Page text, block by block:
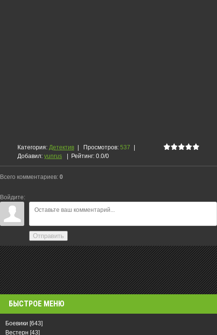
Категория: Детектив | Просмотров: 537
|
Добавил: yunrus | Рейтинг: 0.0/0
Всего комментариев: 0
Войдите:
Отправить
БЫСТРОЕ МЕНЮ
Боевики [643]
Вестерн [43]